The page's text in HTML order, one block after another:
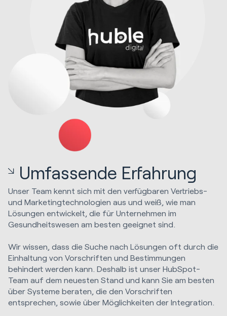
Umfassende Erfahrung
Unser Team kennt sich mit den verfügbaren Vertriebs-
und Marketingtechnologien aus und weiß, wie man
Lösungen entwickelt, die für Unternehmen im
Gesundheitswesen am besten geeignet sind.
Wir wissen, dass die Suche nach Lösungen oft durch die
Einhaltung von Vorschriften und Bestimmungen
behindert werden kann. Deshalb ist unser HubSpot-
Team auf dem neuesten Stand und kann Sie am besten
über Systeme beraten, die den Vorschriften
entsprechen, sowie über Möglichkeiten der Integration.